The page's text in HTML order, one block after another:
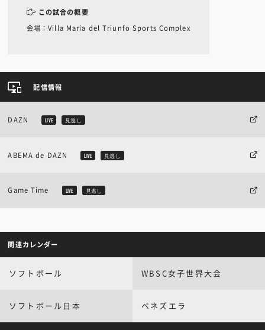
この試合の概要
会場：Villa María del Triunfo Sports Complex
配信情報
DAZN LIVE 見逃し
ABEMA de DAZN LIVE 見逃し
Game Time LIVE 見逃し
関連カレンダー
ソフトボール WBSC女子世界大会
ソフトボール日本 ベネズエラ